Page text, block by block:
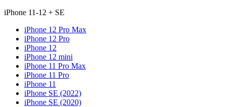
iPhone 11-12 + SE
iPhone 12 Pro Max
iPhone 12 Pro
iPhone 12
iPhone 12 mini
iPhone 11 Pro Max
iPhone 11 Pro
iPhone 11
iPhone SE (2022)
iPhone SE (2020)